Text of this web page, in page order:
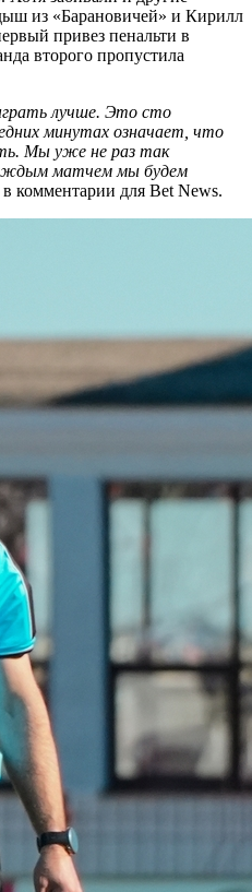
из «Барановичей» и Кирилл
привез пенальти в
второго пропустила
лучше. Это сто
минутах означает, что
Мы уже не раз так
матчем мы будем
комментарии для Bet News.